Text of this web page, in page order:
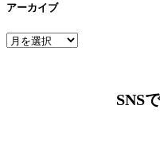
アーカイブ
ア
SNS